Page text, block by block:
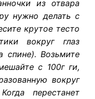
из отвара
нужно делать с
крутое тесто
вокруг глаз
спине). Возьмите
с 100г ги,
вокруг
перестанет